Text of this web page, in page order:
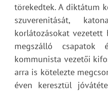
törekedtek. A diktátum
szuverenitását,
korlátozásokat vezetett
megszálló csapatok
kommunista vezetői
arra is kötelezte
éven keresztül